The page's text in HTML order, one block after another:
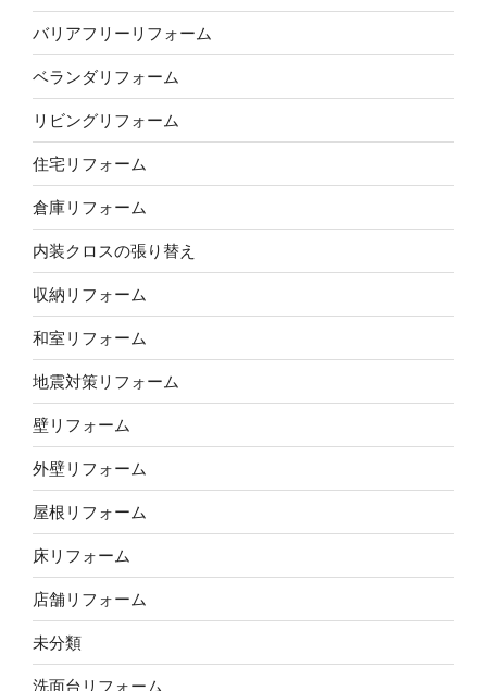
バリアフリーリフォーム
ベランダリフォーム
リビングリフォーム
住宅リフォーム
倉庫リフォーム
内装クロスの張り替え
収納リフォーム
和室リフォーム
地震対策リフォーム
壁リフォーム
外壁リフォーム
屋根リフォーム
床リフォーム
店舗リフォーム
未分類
洗面台リフォーム